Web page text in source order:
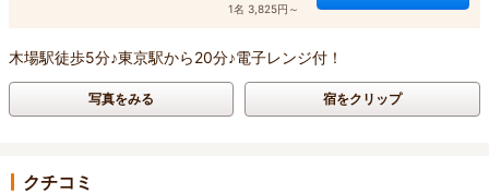
1名 3,825円～
木場駅徒歩5分♪東京駅から20分♪電子レンジ付！
写真をみる 宿をクリップ
クチコミ